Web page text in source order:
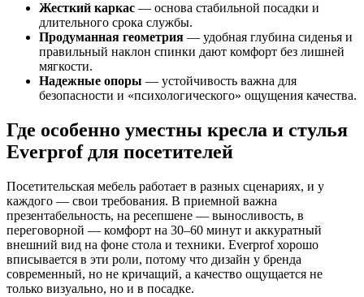
Жесткий каркас — основа стабильной посадки и
длительного срока службы.
Продуманная геометрия — удобная глубина сиденья и
правильный наклон спинки дают комфорт без лишней
мягкости.
Надежные опоры — устойчивость важна для
безопасности и «психологического» ощущения качества.
Где особенно уместны кресла и стулья
Everprof для посетителей
Посетительская мебель работает в разных сценариях, и у
каждого — свои требования. В приемной важна
презентабельность, на ресепшене — выносливость, в
переговорной — комфорт на 30–60 минут и аккуратный
внешний вид на фоне стола и техники. Everprof хорошо
вписывается в эти роли, потому что дизайн у бренда
современный, но не кричащий, а качество ощущается не
только визуально, но и в посадке.